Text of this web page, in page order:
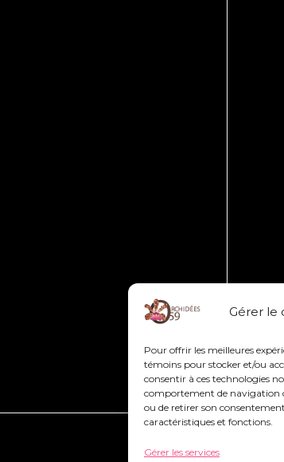
Gérer le
Pour offrir les meilleures
témoins pour stocker et/ou
consentir à ces technologies
comportement de navigation
ou de retirer son
caractéristiques et fonctions.
Gérer les services